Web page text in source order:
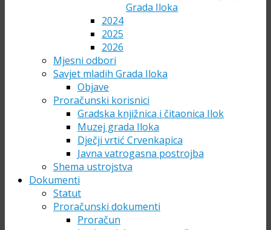
Grada Iloka
2024
2025
2026
Mjesni odbori
Savjet mladih Grada Iloka
Objave
Proračunski korisnici
Gradska knjižnica i čitaonica Ilok
Muzej grada Iloka
Dječji vrtić Crvenkapica
Javna vatrogasna postrojba
Shema ustrojstva
Dokumenti
Statut
Proračunski dokumenti
Proračun